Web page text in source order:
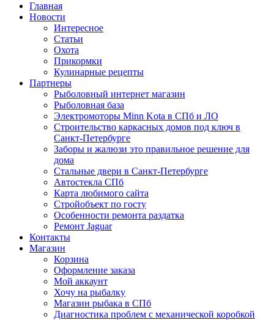
Главная
Новости
Интересное
Статьи
Охота
Прикормки
Кулинарные рецепты
Партнеры
Рыболовный интернет магазин
Рыболовная база
Электромоторы Minn Kota в СПб и ЛО
Строительство каркасных домов под ключ в
Санкт-Петербурге
Заборы и жалюзи это правильное решение для
дома
Стальные двери в Санкт-Петербурге
Автостекла СПб
Карта любимого сайта
Стройобъект по госту
Особенности ремонта раздатка
Ремонт Jaguar
Контакты
Магазин
Корзина
Оформление заказа
Мой аккаунт
Хочу на рыбалку
Магазин рыбака в СПб
Диагностика проблем с механической коробкой